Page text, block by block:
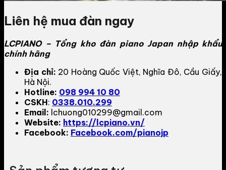
Liên hệ mua đàn ngay
LCPIANO – Tổng kho đàn piano Japan nhập khẩu
chính hãng
Địa chỉ: 20 Hoàng Quốc Việt, Nghĩa Đô, Cầu Giấy,
Hà Nội.
Hotline: 098 994 10 80
CSKH: 0338.010.299
Email: lchuong010299@gmail.com
Website: https://lcpiano.vn/
Facebook: Facebook.com/pianojp